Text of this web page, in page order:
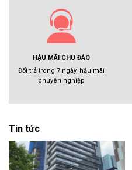
HẬU MÃI CHU ĐÁO
Đổi trả trong 7 ngày, hậu mãi
chuyên nghiệp
Tin tức